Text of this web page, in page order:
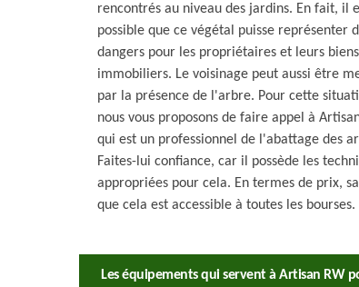
rencontrés au niveau des jardins. En fait, il
possible que ce végétal puisse représenter
dangers pour les propriétaires et leurs biens
immobiliers. Le voisinage peut aussi être
par la présence de l'arbre. Pour cette
nous vous proposons de faire appel à
qui est un professionnel de l'abattage des
Faites-lui confiance, car il possède les
appropriées pour cela. En termes de prix,
que cela est accessible à toutes les bourses.
Les équipements qui servent à Artisan RW